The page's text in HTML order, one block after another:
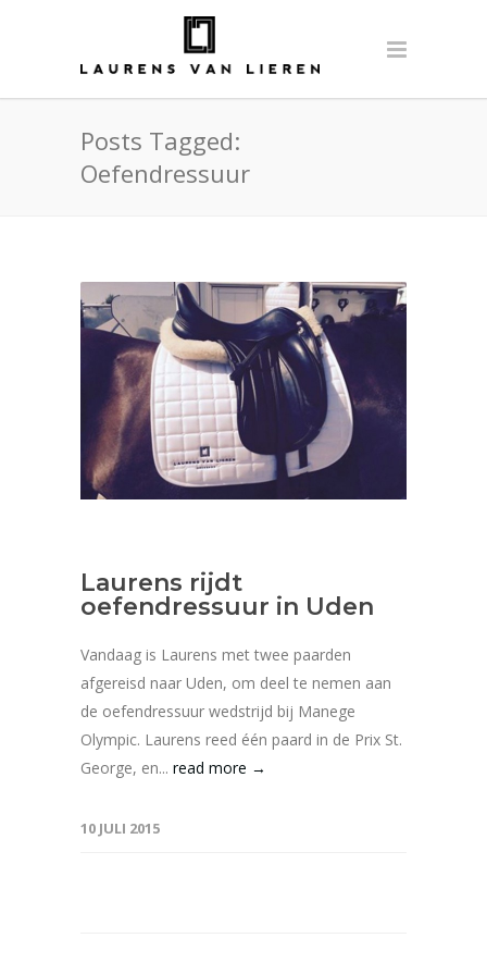
Posts Tagged:
Oefendressuur
Laurens rijdt
oefendressuur in Uden
Vandaag is Laurens met twee paarden
afgereisd naar Uden, om deel te nemen aan
de oefendressuur wedstrijd bij Manege
Olympic. Laurens reed één paard in de Prix St.
George, en... read more →
10 JULI 2015